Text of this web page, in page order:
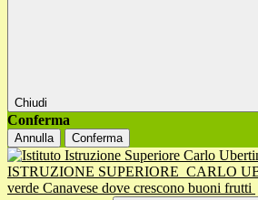
Chiudi
Conferma
Annulla Conferma
ISTRUZIONE SUPERIORE CARLO
verde Canavese dove crescono buoni frutti